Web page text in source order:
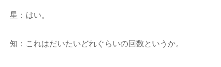
星：はい。
知：これはだいたいどれぐらいの回数というか。